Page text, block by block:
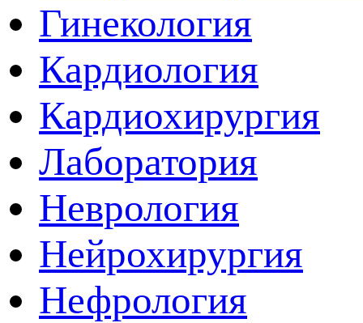
Гинекология
Кардиология
Кардиохирургия
Лаборатория
Неврология
Нейрохирургия
Нефрология